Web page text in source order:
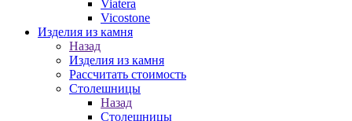
Viatera
Vicostone
Изделия из камня
Назад
Изделия из камня
Рассчитать стоимость
Столешницы
Назад
Столешницы